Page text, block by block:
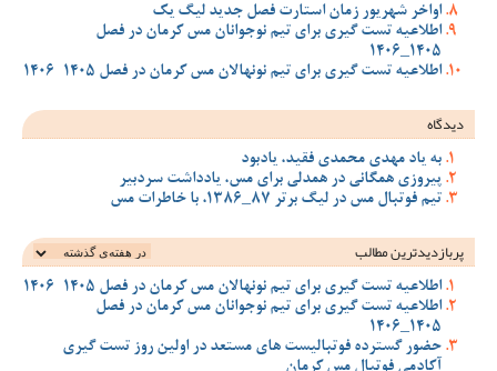
اواخر شهریور زمان استارت فصل جدید لیگ یک
اطلاعیه تست گیری برای تیم نوجوانان مس کرمان در فصل
1405_1406
اطلاعیه تست گیری برای تیم نونهالان مس کرمان در فصل 1405-1406
دیدگاه
به یاد مهدی محمدی فقید، یادبود
پیروزی همگانی در همدلی برای مس، یادداشت سردبیر
تیم فوتبال مس در لیگ برتر 87_1386، با خاطرات مس
پربازدیدترین‌ مطالب
اطلاعیه تست گیری برای تیم نونهالان مس کرمان در فصل 1405-1406
اطلاعیه تست گیری برای تیم نوجوانان مس کرمان در فصل
1405_1406
حضور گسترده فوتبالیست های مستعد در اولین روز تست گیری